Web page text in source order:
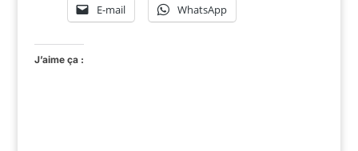
E-mail WhatsApp
J’aime ça :